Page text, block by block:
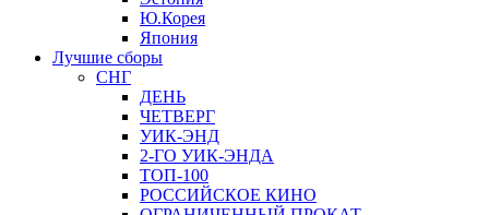
Ю.Корея
Япония
Лучшие сборы
СНГ
ДЕНЬ
ЧЕТВЕРГ
УИК-ЭНД
2-ГО УИК-ЭНДА
ТОП-100
РОССИЙСКОЕ КИНО